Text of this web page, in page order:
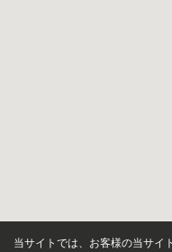
当サイトでは、お客様の当サイ